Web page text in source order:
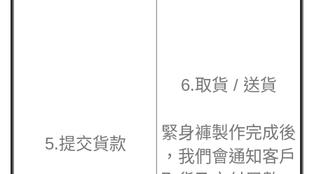
緊身褲 製作完成後